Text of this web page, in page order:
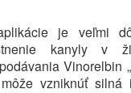
je veľmi
kanyly v
Vinorelbin
vzniknúť silná